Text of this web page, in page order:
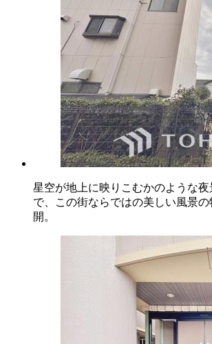
星空が地上に映りこむかのような夜
で、この街ならではの美しい風景
開。